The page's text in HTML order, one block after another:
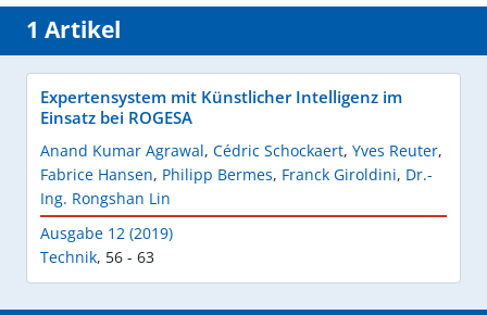
1 Artikel
Expertensystem mit Künstlicher Intelligenz im
Einsatz bei ROGESA
Anand Kumar Agrawal, Cédric Schockaert, Yves Reuter,
Fabrice Hansen, Philipp Bermes, Franck Giroldini, Dr.-
Ing. Rongshan Lin
Ausgabe 12 (2019)
Technik, 56 - 63